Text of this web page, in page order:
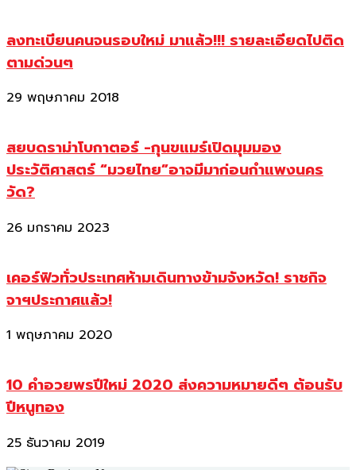
ลงทะเบียนคนจนรอบใหม่ มาแล้ว!!! รายละเอียดไปติด
ตามด่วนๆ
29 พฤษภาคม 2018
สยบดราม่าโบกาตอร์ -กุนขแมร์เปิดมุมมอง
ประวัติศาสตร์ “มวยไทย”อาจมีมาก่อนกำแพงนคร
วัด?
26 มกราคม 2023
เคอร์ฟิวทั่วประเทศห้ามเดินทางข้ามจังหวัด! ราชกิจ
จาฯประกาศแล้ว!
1 พฤษภาคม 2020
10 คำอวยพรปีใหม่ 2020 ส่งความหมายดีๆ ต้อนรับ
ปีหนูทอง
25 ธันวาคม 2019